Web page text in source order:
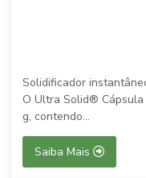
Solidificador
O Ultra Solid®
g, contendo...
Saiba Mais